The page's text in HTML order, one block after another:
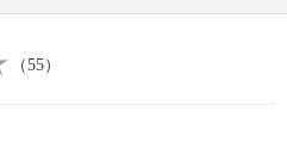
ポイントをきちんとケア
ろやかなテクスチャー。
フルーツ果皮油をブレン
（55）